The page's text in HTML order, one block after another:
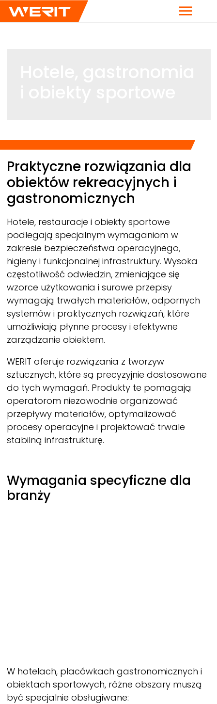
Menu
Breadcrumb
Praktyczne rozwiązania dla
obiektów rekreacyjnych i
gastronomicznych
Hotele, restauracje i obiekty sportowe
podlegają specjalnym wymaganiom w
zakresie bezpieczeństwa operacyjnego,
higieny i funkcjonalnej infrastruktury. Wysoka
częstotliwość odwiedzin, zmieniające się
wzorce użytkowania i surowe przepisy
wymagają trwałych materiałów, odpornych
systemów i praktycznych rozwiązań, które
umożliwiają płynne procesy i efektywne
zarządzanie obiektem.
WERIT oferuje rozwiązania z tworzyw
sztucznych, które są precyzyjnie dostosowane
do tych wymagań. Produkty te pomagają
operatorom niezawodnie organizować
przepływy materiałów, optymalizować
procesy operacyjne i projektować trwale
stabilną infrastrukturę.
Wymagania specyficzne dla
branży
W hotelach, placówkach gastronomicznych i
obiektach sportowych, różne obszary muszą
być specjalnie obsługiwane: